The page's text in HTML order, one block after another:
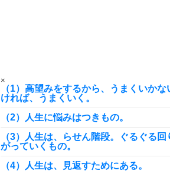
恋する人が知っておき
×
（1）高望みをするから、うまくいか
ければ、うまくいく。
（2）人生に悩みはつきもの。
（3）人生は、らせん階段。ぐるぐる
がっていくもの。
（4）人生は、見返すためにある。